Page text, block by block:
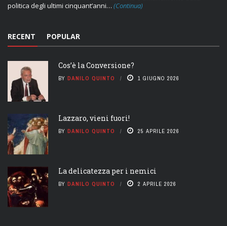
politica degli ultimi cinquant’anni… (Continua)
RECENT POPULAR
Cos’è la Conversione?
BY DANILO QUINTO 1 GIUGNO 2026
Lazzaro, vieni fuori!
BY DANILO QUINTO 25 APRILE 2026
La delicatezza per i nemici
BY DANILO QUINTO 2 APRILE 2026